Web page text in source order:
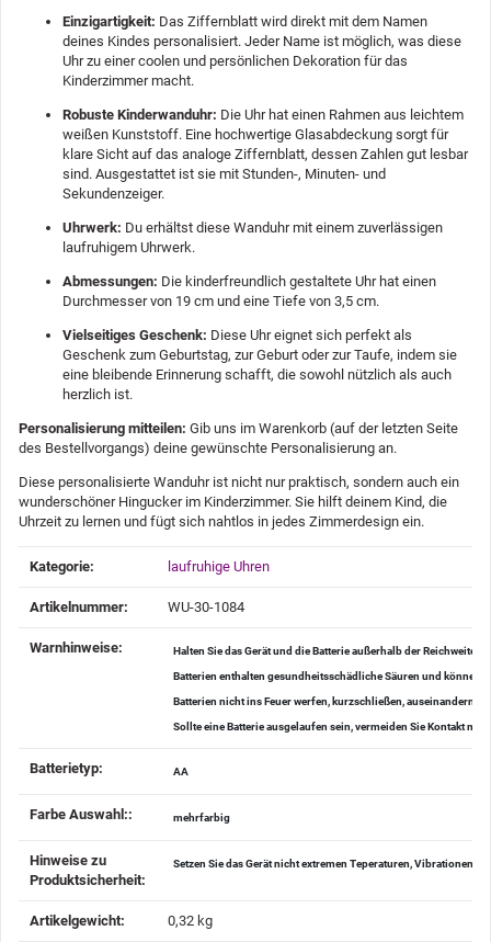
Einzigartigkeit: Das Ziffernblatt wird direkt mit dem Namen
deines Kindes personalisiert. Jeder Name ist möglich, was diese
Uhr zu einer coolen und persönlichen Dekoration für das
Kinderzimmer macht.
Robuste Kinderwanduhr: Die Uhr hat einen Rahmen aus leichtem
weißen Kunststoff. Eine hochwertige Glasabdeckung sorgt für
klare Sicht auf das analoge Ziffernblatt, dessen Zahlen gut lesbar
sind. Ausgestattet ist sie mit Stunden-, Minuten- und
Sekundenzeiger.
Uhrwerk: Du erhältst diese Wanduhr mit einem zuverlässigen
laufruhigem Uhrwerk.
Abmessungen: Die kinderfreundlich gestaltete Uhr hat einen
Durchmesser von 19 cm und eine Tiefe von 3,5 cm.
Vielseitiges Geschenk: Diese Uhr eignet sich perfekt als
Geschenk zum Geburtstag, zur Geburt oder zur Taufe, indem sie
eine bleibende Erinnerung schafft, die sowohl nützlich als auch
herzlich ist.
Personalisierung mitteilen: Gib uns im Warenkorb (auf der letzten Seite
des Bestellvorgangs) deine gewünschte Personalisierung an.
Diese personalisierte Wanduhr ist nicht nur praktisch, sondern auch ein
wunderschöner Hingucker im Kinderzimmer. Sie hilft deinem Kind, die
Uhrzeit zu lernen und fügt sich nahtlos in jedes Zimmerdesign ein.
Produkteigenschaft
Wert
Kategorie: laufruhige Uhren
Artikelnummer: WU-30-1084
Warnhinweise‍: Halten Sie das Gerät und die Batterie außerhalb der Reichweite
Batterien enthalten gesundheitsschädliche Säuren und können
Batterien nicht ins Feuer werfen, kurzschließen,
Sollte eine Batterie ausgelaufen sein, vermeiden Sie Kontakt
Batterietyp‍: AA
Farbe Auswahl:‍: mehrfarbig
Hinweise zu
Produktsicherheit‍:
Setzen Sie das Gerät nicht extremen Teperaturen, Vibrationen
Artikelgewicht‍: 0,32 kg